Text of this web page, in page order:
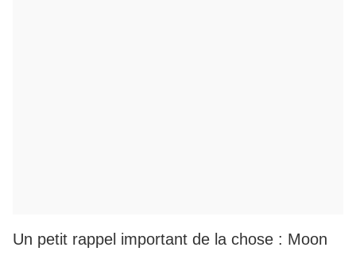
Un petit rappel important de la chose : Moon